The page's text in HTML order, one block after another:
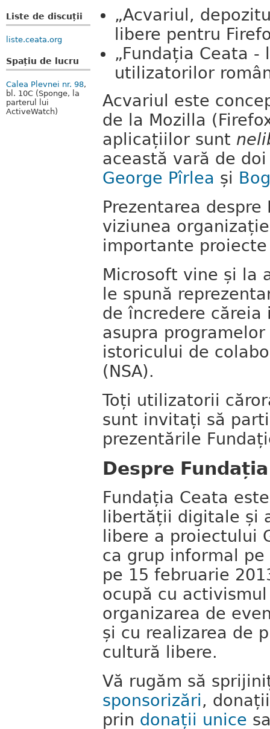
Liste de discuții
liste.ceata.org
Spațiu de lucru
Calea Plevnei nr. 98,
bl. 10C (Sponge, la
parterul lui
ActiveWatch)
„Acvariul,
libere pentru
„Fundația Ceata
utilizatorilor
Acvariul este
de la Mozilla
aplicațiilor sunt
această vară de
George Pîrlea și
Prezentarea
viziunea
importante
Microsoft vine și la
le spună
de încredere
asupra
istoricului de
(NSA).
Toți utilizatorii
sunt invitați să
prezentările
Despre
Fundația Ceata
libertății digitale și
libere a proiectului
ca grup informal
pe 15 februarie
ocupă cu
organizarea de
și cu realizarea de
cultură libere.
Vă rugăm să
sponsorizări,
prin donații unice